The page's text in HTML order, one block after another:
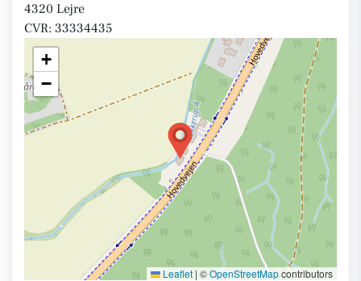
4320 Lejre
CVR: 33334435
+
−
Leaflet | ©OpenStreetMapcontributors